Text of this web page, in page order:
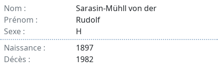
Nom :
Sarasin-Mühll von der
Prénom :
Rudolf
Sexe :
H
Naissance :
1897
Décès :
1982